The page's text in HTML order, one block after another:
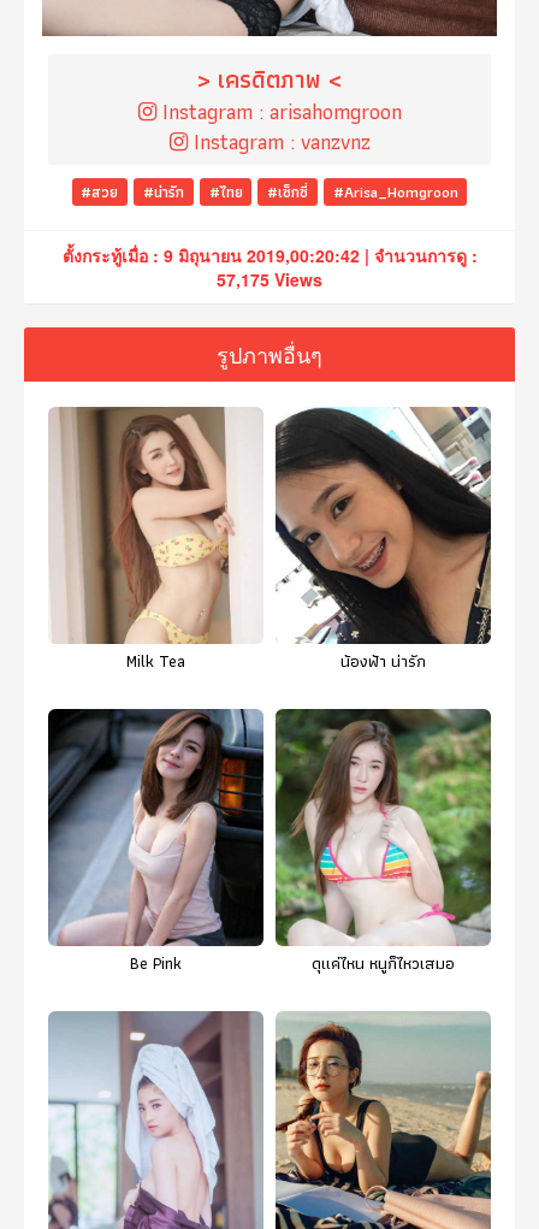
> เครดิตภาพ <
Instagram :arisahomgroon
Instagram :vanzvnz
#สวย #น่ารัก #ไทย #เซ็กซี่ #Arisa_Homgroon
ตั้งกระทู้เมื่อ : 9 มิถุนายน 2019,00:20:42 | จำนวนการดู :
57,175 Views
รูปภาพอื่นๆ
Milk Tea น้องฟ้า น่ารัก
Be Pink ดุแค่ไหน หนูก็ไหวเสมอ